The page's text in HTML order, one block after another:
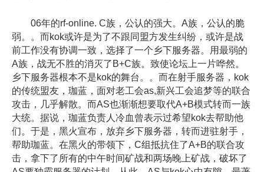
06年的rf-online. C族，公认的强大。A族，公认的脆
弱。。而kok或许是为了不跟同盟方发生纠纷，或许是战
前工作没有协调一致，选择了一个乡下服务器。用最弱的
A族，战无不胜的消灭了B+C族。致使论坛上一片哗然。
乡下服务器根本不是kok的舞台。。而在射手服务器，kok
的传统盟友，珈蓝，面对老工会as,新兴工会追梦等的联合
攻击，几乎解散。而AS也渐渐想要取代A+B模式转而一族
大统。据说，珈蓝负责人冷血曾表示过希望kok去帮助他
们。于是，黑火宣布，放弃乡下服务器，转而进驻射手，
帮助珈蓝。在黑火的带领下，C组抵抗住了A+B的联合攻
击，拿下了所有的中午时间矿战和两场晚上矿战，破坏了